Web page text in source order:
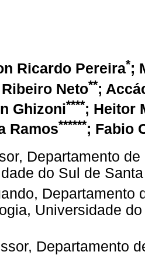
Ricardo Pereira*;
Neto**;
Ghizoni****; Heitor
Ramos******; Fabio
Departamento
do Sul de
Departamento
Universidade
Departamento